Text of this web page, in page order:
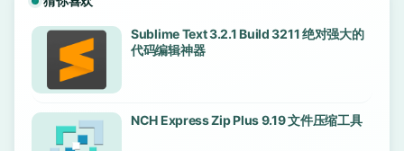
Sublime Text 3.2.1 Build 3211 绝对强大的
代码编辑神器
NCH Express Zip Plus 9.19 文件压缩工具